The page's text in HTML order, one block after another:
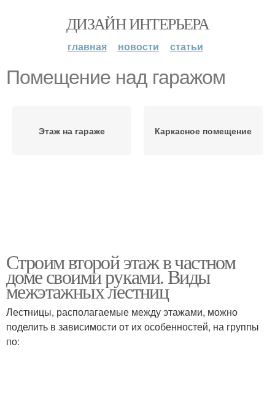
ДИЗАЙН ИНТЕРЬЕРА
главная новости статьи
Помещение над гаражом
Этаж на гараже Каркасное помещение
Строим второй этаж в частном
доме своими руками. Виды
межэтажных лестниц
Лестницы, располагаемые между этажами, можно
поделить в зависимости от их особенностей, на группы
по: